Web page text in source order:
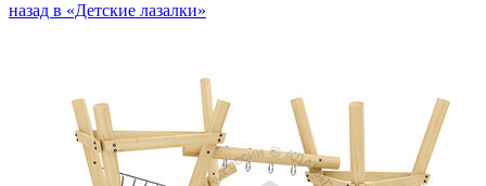
назад в «Детские лазалки»